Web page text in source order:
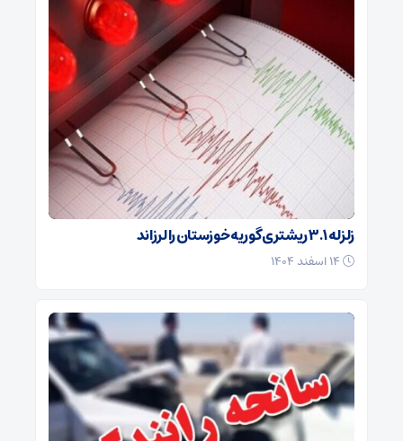
زلزله ۳.۱ ریشتری گوریه خوزستان را لرزاند